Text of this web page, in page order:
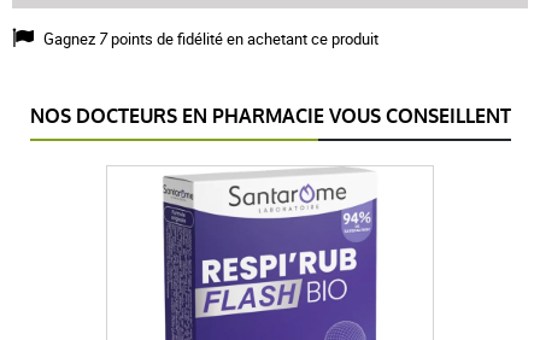
Gagnez 7points de fidélité en achetant ce produit
NOS DOCTEURS EN PHARMACIE VOUS CONSEILLENT